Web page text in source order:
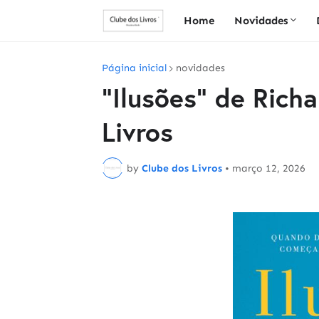
Home Novidades
Página inicial novidades
"Ilusões" de
Livros
by Clube dos Livros • março 12, 2026